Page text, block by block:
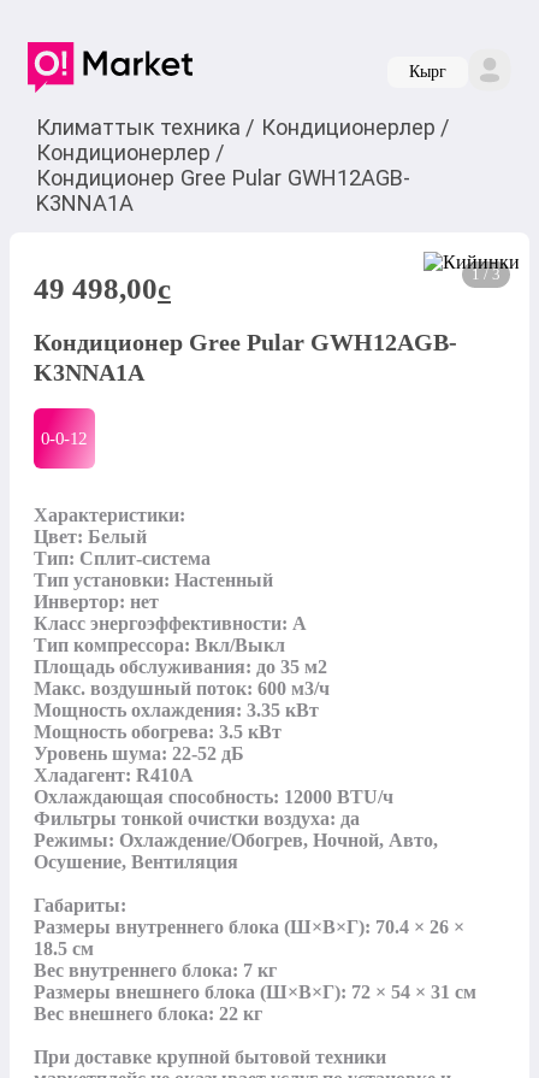
Кырг
Климаттык техника / Кондиционерлер /
Кондиционерлер /
Кондиционер Gree Pular GWH12AGB-
K3NNA1A
1 / 3
49 498,00c
Кондиционер Gree Pular GWH12AGB-
K3NNA1A
0-0-12
Характеристики:
Цвет: Белый
Тип: Сплит-система
Тип установки: Настенный
Инвертор: нет
Класс энергоэффективности: A
Тип компрессора: Вкл/Выкл
Площадь обслуживания: до 35 м2
Макс. воздушный поток: 600 м3/ч
Мощность охлаждения: 3.35 кВт
Мощность обогрева: 3.5 кВт
Уровень шума: 22-52 дБ
Хладагент: R410A
Охлаждающая способность: 12000 BTU/ч
Фильтры тонкой очистки воздуха: да
Режимы: Охлаждение/Обогрев, Ночной, Авто,
Осушение, Вентиляция
Габариты:
Размеры внутреннего блока (Ш×В×Г): 70.4 × 26 ×
18.5 см
Вес внутреннего блока: 7 кг
Размеры внешнего блока (Ш×В×Г): 72 × 54 × 31 см
Вес внешнего блока: 22 кг
При доставке крупной бытовой техники